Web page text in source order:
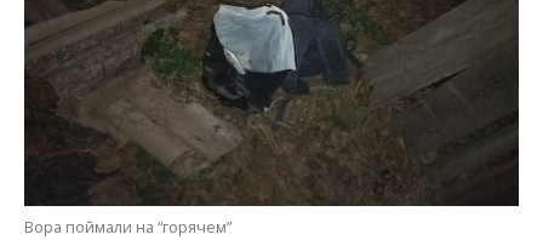
Вора поймали на “горячем”